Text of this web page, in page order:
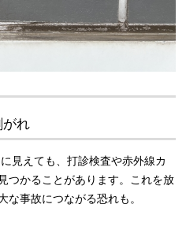
がれ
見えても、打診検査や赤外線カ
つかることがあります。これを放
な事故につながる恐れも。